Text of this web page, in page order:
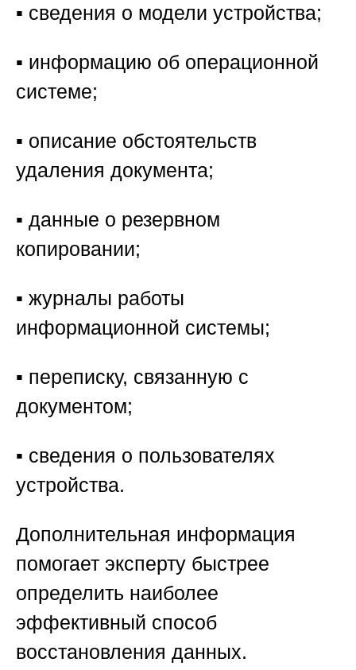
▪️ сведения о модели устройства;
▪️ информацию об операционной
системе;
▪️ описание обстоятельств
удаления документа;
▪️ данные о резервном
копировании;
▪️ журналы работы
информационной системы;
▪️ переписку, связанную с
документом;
▪️ сведения о пользователях
устройства.
Дополнительная информация
помогает эксперту быстрее
определить наиболее
эффективный способ
восстановления данных.